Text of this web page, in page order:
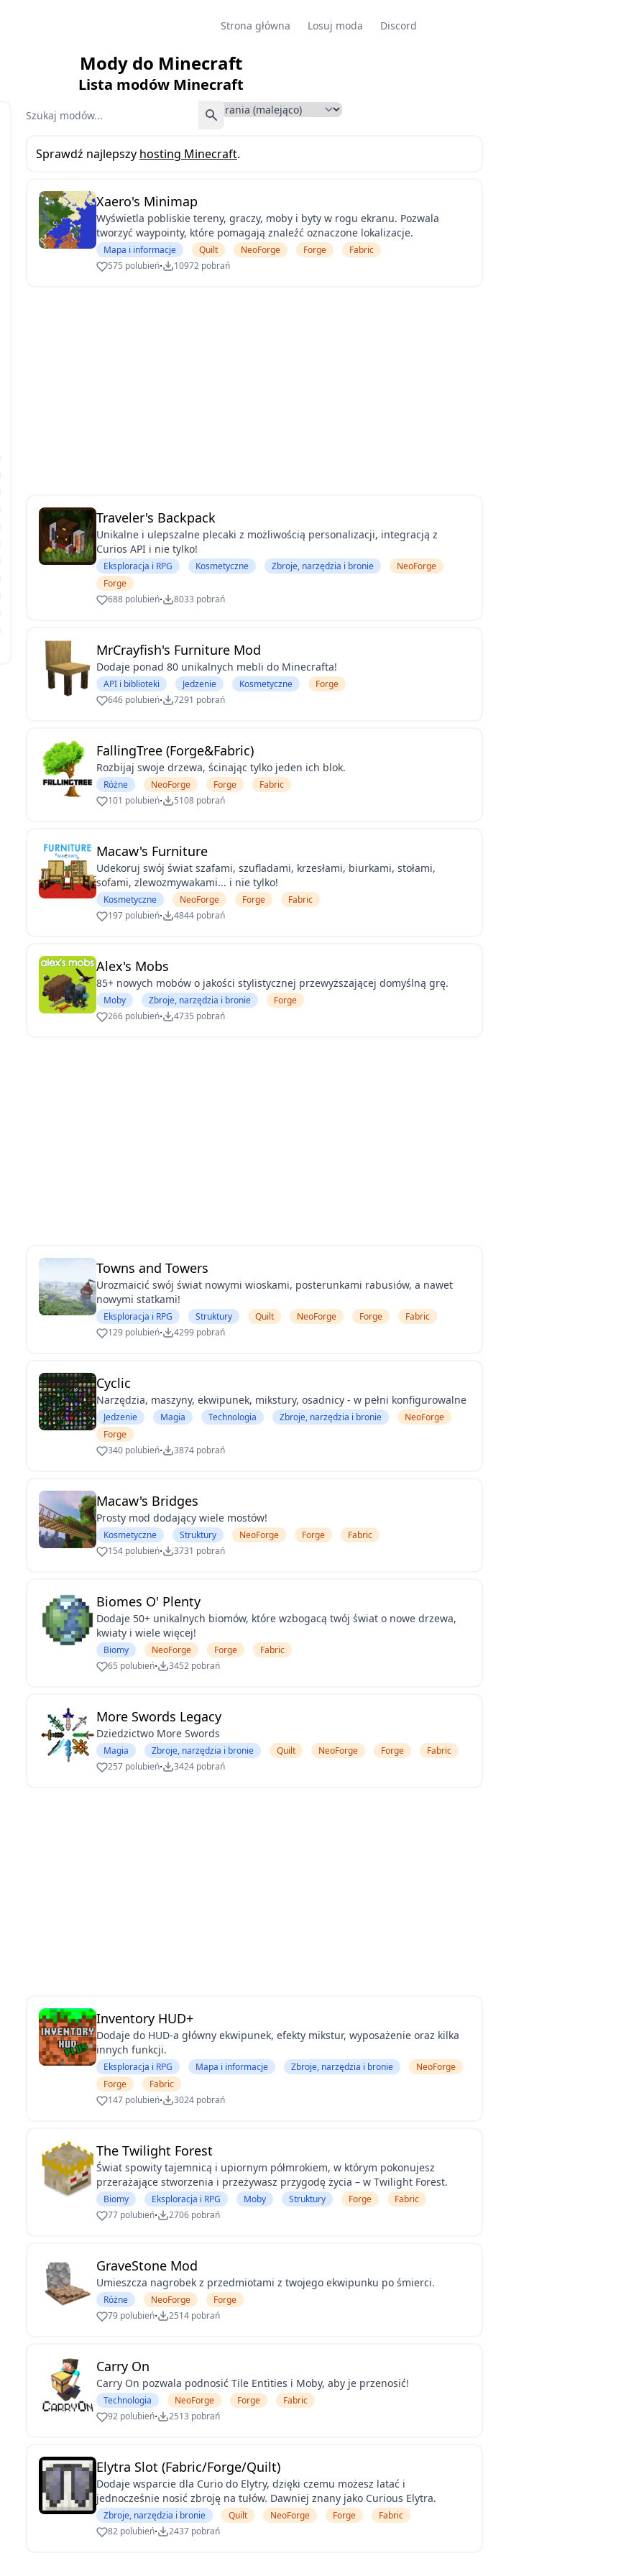
Strona główna Losuj moda Discord
Mody do Minecraft
Lista modów Minecraft
Szukaj
Sprawdź najlepszy hosting Minecraft.
Xaero's Minimap
Wyświetla pobliskie tereny, graczy, moby i byty w rogu ekranu. Pozwala
tworzyć waypointy, które pomagają znaleźć oznaczone lokalizacje.
Mapa i informacje Quilt NeoForge Forge
Fabric
575 polubień· 10972 pobrań
Traveler's Backpack
Unikalne i ulepszalne plecaki z możliwością personalizacji, integracją z
Curios API i nie tylko!
Eksploracja i RPG Kosmetyczne Zbroje, narzędzia i bronie
NeoForge
Forge
688 polubień· 8033 pobrań
MrCrayfish's Furniture Mod
Dodaje ponad 80 unikalnych mebli do Minecrafta!
API i biblioteki Jedzenie Kosmetyczne
Forge
646 polubień· 7291 pobrań
FallingTree (Forge&Fabric)
Rozbijaj swoje drzewa, ścinając tylko jeden ich blok.
Różne NeoForge Forge
Fabric
101 polubień· 5108 pobrań
Macaw's Furniture
Udekoruj swój świat szafami, szufladami, krzesłami, biurkami, stołami,
sofami, zlewozmywakami... i nie tylko!
Kosmetyczne NeoForge Forge
Fabric
197 polubień· 4844 pobrań
Alex's Mobs
85+ nowych mobów o jakości stylistycznej przewyższającej domyślną grę.
Moby Zbroje, narzędzia i bronie
Forge
266 polubień· 4735 pobrań
Towns and Towers
Urozmaicić swój świat nowymi wioskami, posterunkami rabusiów, a nawet
nowymi statkami!
Eksploracja i RPG Struktury Quilt NeoForge Forge
Fabric
129 polubień· 4299 pobrań
Cyclic
Narzędzia, maszyny, ekwipunek, mikstury, osadnicy - w pełni konfigurowalne
Jedzenie Magia Technologia Zbroje, narzędzia i bronie
NeoForge
Forge
340 polubień· 3874 pobrań
Macaw's Bridges
Prosty mod dodający wiele mostów!
Kosmetyczne Struktury NeoForge Forge
Fabric
154 polubień· 3731 pobrań
Biomes O' Plenty
Dodaje 50+ unikalnych biomów, które wzbogacą twój świat o nowe drzewa,
kwiaty i wiele więcej!
Biomy NeoForge Forge
Fabric
65 polubień· 3452 pobrań
More Swords Legacy
Dziedzictwo More Swords
Magia Zbroje, narzędzia i bronie Quilt NeoForge Forge
Fabric
257 polubień· 3424 pobrań
Inventory HUD+
Dodaje do HUD-a główny ekwipunek, efekty mikstur, wyposażenie oraz kilka
innych funkcji.
Eksploracja i RPG Mapa i informacje Zbroje, narzędzia i bronie
NeoForge
Forge
Fabric
147 polubień· 3024 pobrań
The Twilight Forest
Świat spowity tajemnicą i upiornym półmrokiem, w którym pokonujesz
przerażające stworzenia i przeżywasz przygodę życia – w Twilight Forest.
Biomy Eksploracja i RPG Moby Struktury Forge
Fabric
77 polubień· 2706 pobrań
GraveStone Mod
Umieszcza nagrobek z przedmiotami z twojego ekwipunku po śmierci.
Różne NeoForge
Forge
79 polubień· 2514 pobrań
Carry On
Carry On pozwala podnosić Tile Entities i Moby, aby je przenosić!
Technologia NeoForge Forge
Fabric
92 polubień· 2513 pobrań
Elytra Slot (Fabric/Forge/Quilt)
Dodaje wsparcie dla Curio do Elytry, dzięki czemu możesz latać i
jednocześnie nosić zbroję na tułów. Dawniej znany jako Curious Elytra.
Zbroje, narzędzia i bronie Quilt NeoForge Forge
Fabric
82 polubień· 2437 pobrań